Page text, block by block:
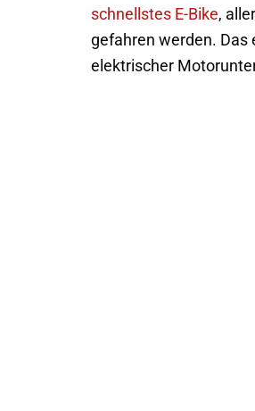
schnellstes E-Bike,
gefahren werden. Das
elektrischer